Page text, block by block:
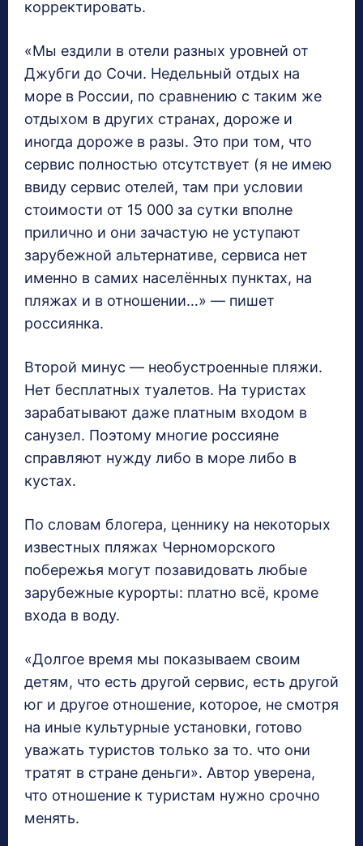
корректировать.
«Мы ездили в отели разных уровней от
Джубги до Сочи. Недельный отдых на
море в России, по сравнению с таким же
отдыхом в других странах, дороже и
иногда дороже в разы. Это при том, что
сервис полностью отсутствует (я не имею
ввиду сервис отелей, там при условии
стоимости от 15 000 за сутки вполне
прилично и они зачастую не уступают
зарубежной альтернативе, сервиса нет
именно в самих населённых пунктах, на
пляжах и в отношении…» — пишет
россиянка.
Второй минус — необустроенные пляжи.
Нет бесплатных туалетов. На туристах
зарабатывают даже платным входом в
санузел. Поэтому многие россияне
справляют нужду либо в море либо в
кустах.
По словам блогера, ценнику на некоторых
известных пляжах Черноморского
побережья могут позавидовать любые
зарубежные курорты: платно всё, кроме
входа в воду.
«Долгое время мы показываем своим
детям, что есть другой сервис, есть другой
юг и другое отношение, которое, не смотря
на иные культурные установки, готово
уважать туристов только за то. что они
тратят в стране деньги». Автор уверена,
что отношение к туристам нужно срочно
менять.